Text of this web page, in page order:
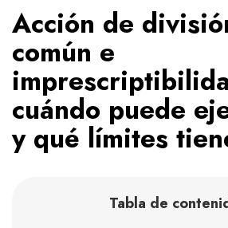
Acción de
común e
cuándo puede
y qué límites
Tabla de